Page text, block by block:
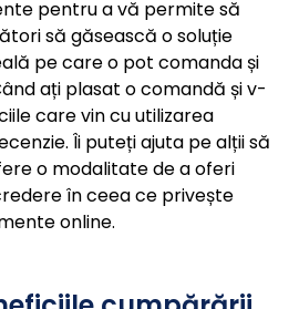
pentru a vă permite să
să găsească o soluție
pe care o pot comanda și
ați plasat o comandă și v-
care vin cu utilizarea
Îi puteți ajuta pe alții să
o modalitate de a oferi
în ceea ce privește
online.